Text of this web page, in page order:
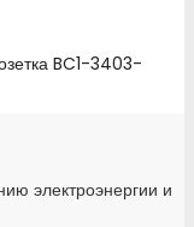
BC1-3403-
электроэнергии и